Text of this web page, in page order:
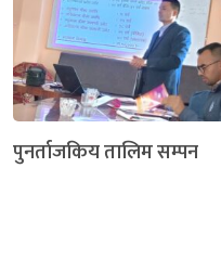
पुनर्ताजकिय तालिम सम्पन